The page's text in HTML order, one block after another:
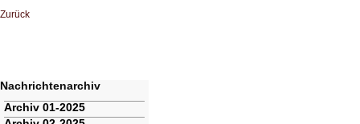
Zurück
Nachrichtenarchiv
Navigation
überspringen
Archiv 01-2025